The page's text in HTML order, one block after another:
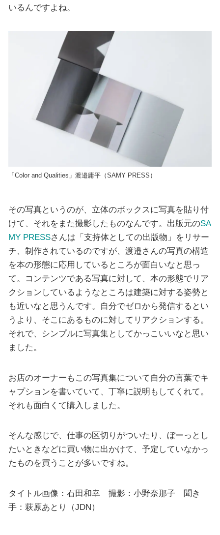
いるんですよね。
「Color and Qualities」渡邉庸平（SAMY PRESS）
その写真というのが、立体のボックスに写真を貼り付
けて、それをまた撮影したものなんです。出版元のSA
MY PRESSさんは「支持体としての出版物」をリサー
チ、制作されているのですが、渡邉さんの写真の構造
を本の形態に応用しているところが面白いなと思っ
て。コンテンツである写真に対して、本の形態でリア
クションしているようなところは建築に対する姿勢と
も近いなと思うんです。自分でゼロから発信するとい
うより、そこにあるものに対してリアクションする。
それで、シンプルに写真集としてかっこいいなと思い
ました。
お店のオーナーもこの写真集について自分の言葉でキ
ャプションを書いていて、丁寧に説明もしてくれて。
それも面白くて購入しました。
そんな感じで、仕事の区切りがついたり、ぼーっとし
たいときなどに買い物に出かけて、予定していなかっ
たものを買うことが多いですね。
タイトル画像：石田和幸 撮影：小野奈那子 聞き
手：萩原あとり（JDN）